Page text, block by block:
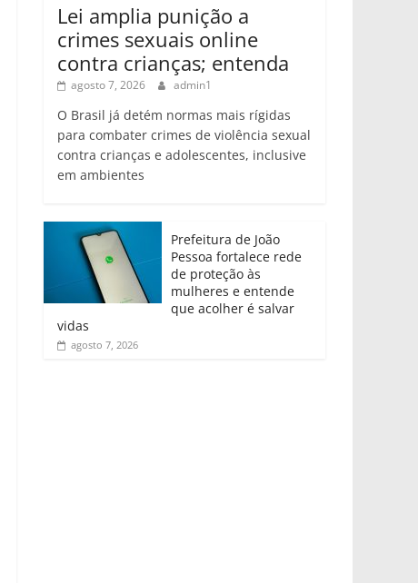
Lei amplia punição a
crimes sexuais online
contra crianças; entenda
agosto 7, 2026 admin1
O Brasil já detém normas mais rígidas
para combater crimes de violência sexual
contra crianças e adolescentes, inclusive
em ambientes
Prefeitura de João
Pessoa fortalece rede
de proteção às
mulheres e entende
que acolher é salvar
vidas
agosto 7, 2026